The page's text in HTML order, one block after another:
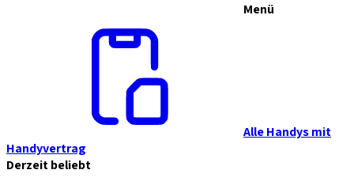
Menü
Alle Handys mit
Handyvertrag
Derzeit beliebt